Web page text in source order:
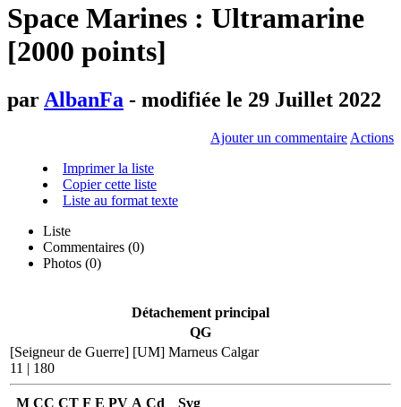
Space Marines : Ultramarine
[2000 points]
par AlbanFa - modifiée le 29 Juillet 2022
Ajouter un commentaire Actions
Imprimer la liste
Copier cette liste
Liste au format texte
Liste
Commentaires (0)
Photos (0)
Détachement principal
QG
[Seigneur de Guerre] [UM] Marneus Calgar
11 | 180
M CC CT F E PV A Cd
Svg